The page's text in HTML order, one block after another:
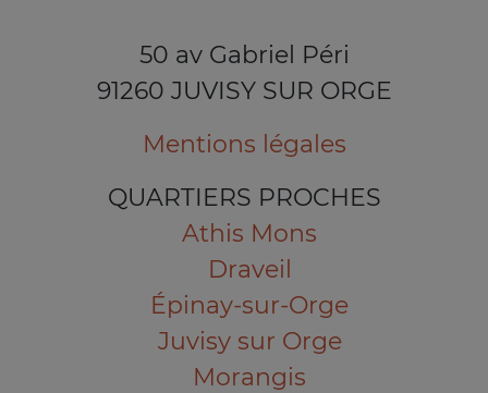
50 av Gabriel Péri
91260 JUVISY SUR ORGE
Mentions légales
QUARTIERS PROCHES
Athis Mons
Draveil
Épinay-sur-Orge
Juvisy sur Orge
Morangis